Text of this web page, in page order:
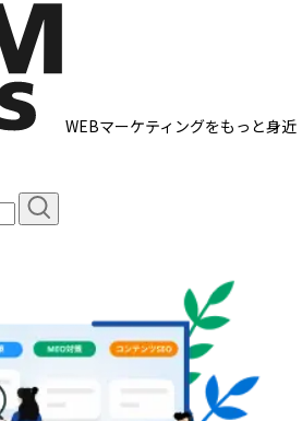
WEBマーケティングをもっと身近